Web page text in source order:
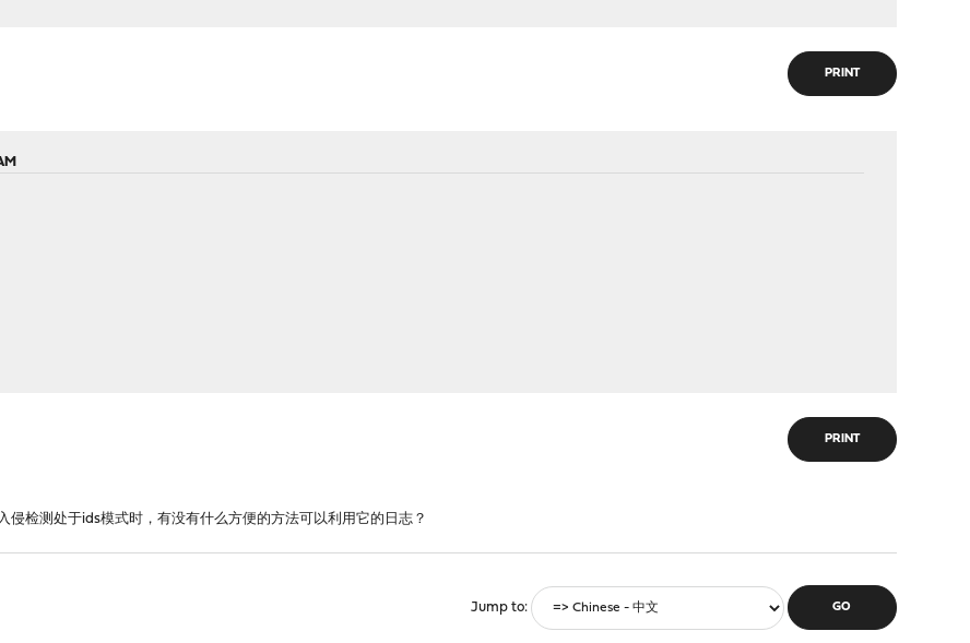
PRINT
PRINT
侵检测处于ids模式时，有没有什么方便的方法可以利用它的日志？
Jump to